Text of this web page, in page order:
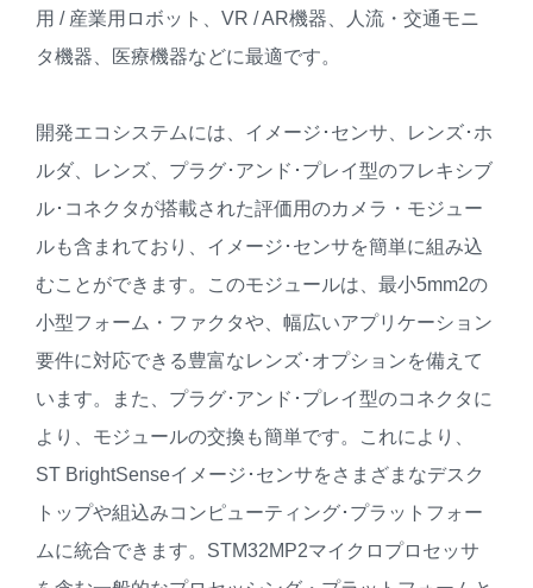
用 / 産業用ロボット、VR / AR機器、人流・交通モニ
タ機器、医療機器などに最適です。
開発エコシステムには、イメージ･センサ、レンズ･ホ
ルダ、レンズ、プラグ･アンド･プレイ型のフレキシブ
ル･コネクタが搭載された評価用のカメラ・モジュー
ルも含まれており、イメージ･センサを簡単に組み込
むことができます。このモジュールは、最小5mm2の
小型フォーム・ファクタや、幅広いアプリケーション
要件に対応できる豊富なレンズ･オプションを備えて
います。また、プラグ･アンド･プレイ型のコネクタに
より、モジュールの交換も簡単です。これにより、
ST BrightSenseイメージ･センサをさまざまなデスク
トップや組込みコンピューティング･プラットフォー
ムに統合できます。STM32MP2マイクロプロセッサ